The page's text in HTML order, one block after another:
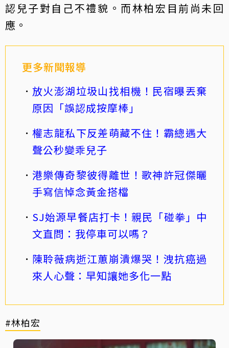
認兒子對自己不禮貌。而林柏宏目前尚未回
應。
更多新聞報導
放火澎湖垃圾山找相機！民宿曝丟棄
原因「誤認成按摩棒」
權志龍私下反差萌藏不住！霸總遇大
聲公秒變乖兒子
港樂傳奇黎彼得離世！歌神許冠傑曬
手寫信悼念黃金搭檔
SJ始源早餐店打卡！親民「碰拳」中
文直問：我停車可以嗎？
陳聆薇病逝江蕙崩潰爆哭！洩抗癌過
來人心聲：早知讓她多化一點
#林柏宏